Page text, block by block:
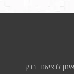
איתן לנציאנו בנק